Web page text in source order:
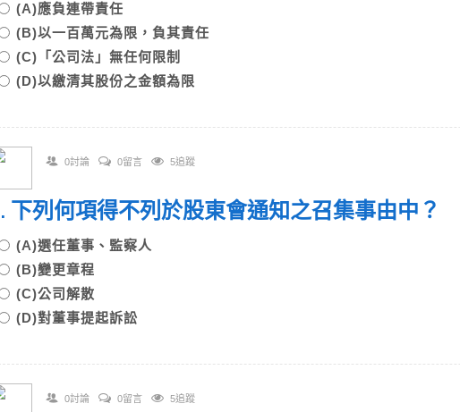
(A)應負連帶責任
(B)以一百萬元為限，負其責任
(C)「公司法」無任何限制
(D)以繳清其股份之金額為限
0討論 0留言 5追蹤
下列何項得不列於股東會通知之召集事由中？
(A)選任董事、監察人
(B)變更章程
(C)公司解散
(D)對董事提起訴訟
0討論 0留言 5追蹤